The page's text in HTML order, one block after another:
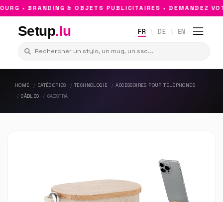
• BRANDING & OBJETS PUBLICITAIRES • DEMANDEZ
Setup.lu FR DE EN
HOME CATÉGORIES TECHNOLOGIE
ACCESSOIRES POUR TÉLÉPHONES
CÂBLES
CABSTRA